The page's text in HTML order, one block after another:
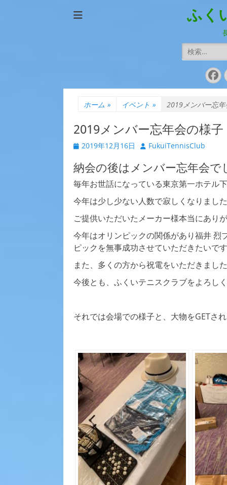
ふく
検
索:
ホーム » イベント » 2019メンバー忘
2019メンバー忘年会の様子
投
日
2019年12月16日
投
者
FukuiTennisClub
納会の後はメンバー忘年会で
毎年お世話になっている東京第一ホテル
今年は少し少ない人数で寂しくなりまし
ご提供いただいたメーカー様本当にあり
今年はオリンピックの関係があり福井 烈
ピックを無事成功させていただきたいで
また、多くの方から祝電をいただきまし
今後とも、ふくいテニスクラブをよろし
それでは会場での様子と、大物をGETさ